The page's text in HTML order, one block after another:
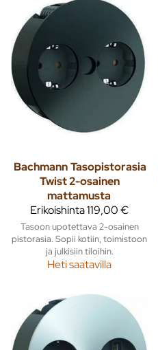
BachmannTasopistorasia
Twist 2-osainen
mattamusta
Erikoishinta119,00 €
Tasoon upotettava 2-osainen
pistorasia. Sopii kotiin, toimistoon
ja julkisiin tiloihin.
Heti saatavilla